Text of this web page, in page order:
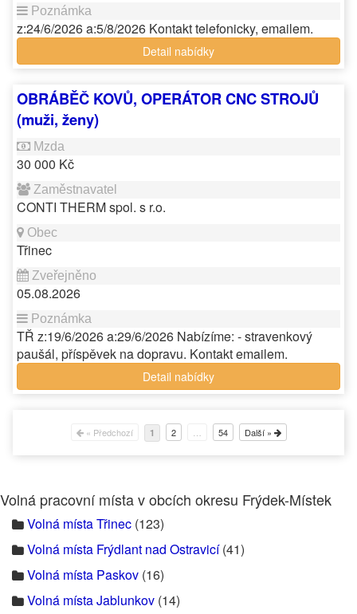
z:24/6/2026 a:5/8/2026 Kontakt telefonicky, emailem.
Detail nabídky
OBRÁBĚČ KOVŮ, OPERÁTOR CNC STROJŮ
(muži, ženy)
30 000 Kč
CONTI THERM spol. s r.o.
Třinec
05.08.2026
TŘ z:19/6/2026 a:29/6/2026 Nabízíme: - stravenkový
paušál, příspěvek na dopravu. Kontakt emailem.
Detail nabídky
« Předchozí 1 2 54 Další »
Volná pracovní místa v obcích okresu Frýdek-Místek
Volná místa Třinec (123)
Volná místa Frýdlant nad Ostravicí(41)
Volná místa Paskov (16)
Volná místa Jablunkov (14)